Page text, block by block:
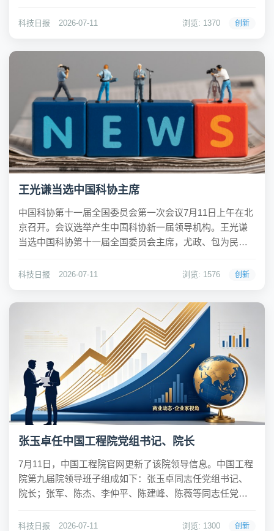
（女）、陈卫、陈薇（女）、陈学东、陈建峰、贺军科、
科技日报 2026-07-11 浏览: 1370 创新
王光谦当选中国科协主席
中国科协第十一届全国委员会第一次会议7月11日上午在北
京召开。会议选举产生中国科协新一届领导机构。王光谦
当选中国科协第十一届全国委员会主席，尤政、包为民、
（女）、陈卫、陈薇（女）、陈学东、陈建峰、贺军科、
科技日报 2026-07-11 浏览: 1576 创新
张玉卓任中国工程院党组书记、院长
7月11日，中国工程院官网更新了该院领导信息。中国工程
院第九届院领导班子组成如下：张玉卓同志任党组书记、
院长；张军、陈杰、李仲平、陈建峰、陈薇等同志任党组
净煤技术专家。第十九届中央候补委员，二十届中央委
科技日报 2026-07-11 浏览: 1300 创新